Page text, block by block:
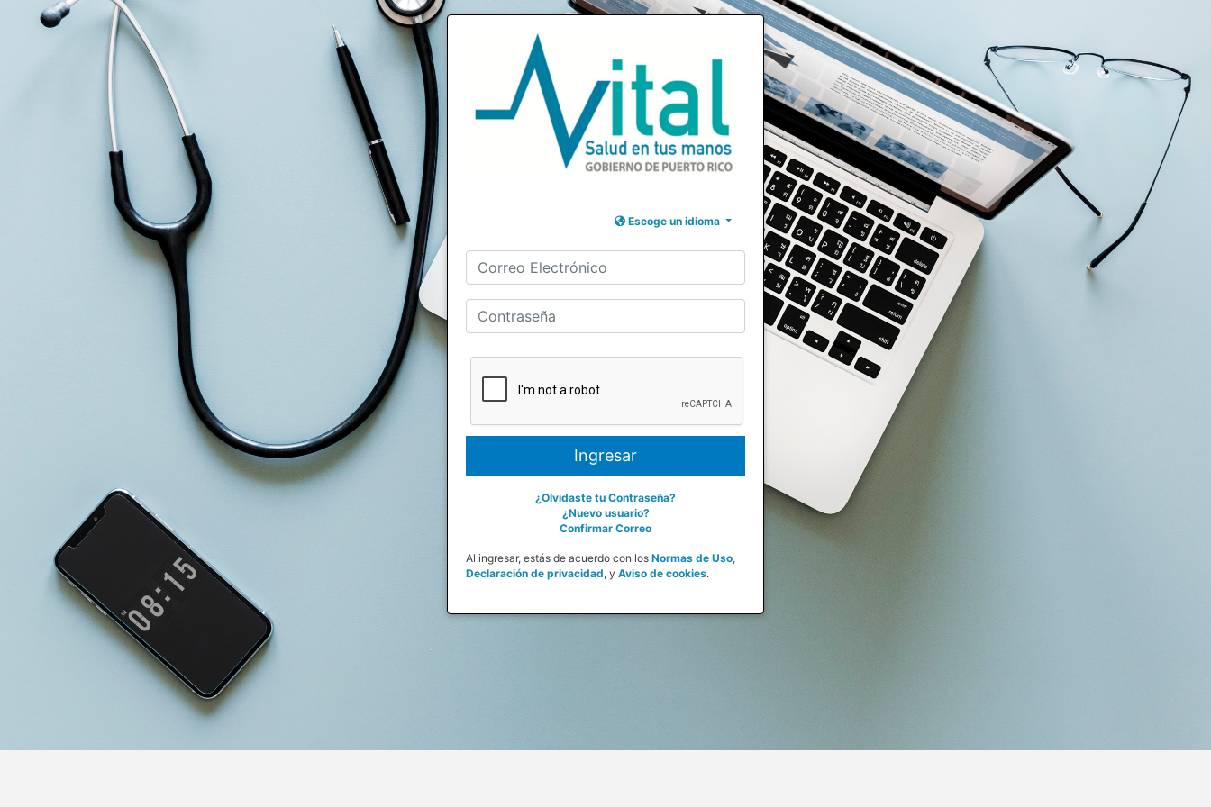
Escoge un idioma
¿Olvidaste tu Contraseña?
¿Nuevo usuario?
Confirmar Correo
Al ingresar, estás de acuerdo con los Normas de Uso,
Declaración de privacidad, y Aviso de cookies.